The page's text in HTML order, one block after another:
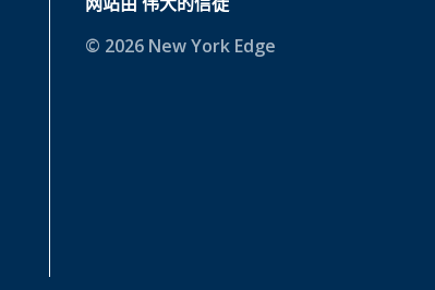
© 2026 New York Edge